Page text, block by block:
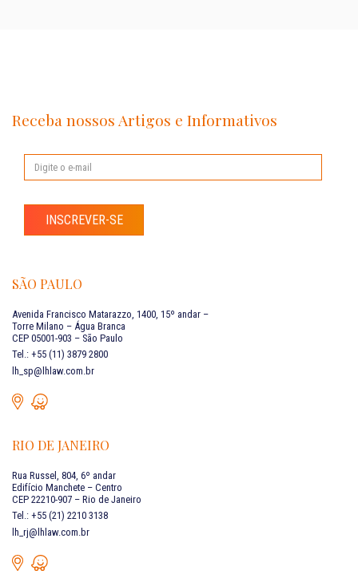
Receba nossos Artigos e Informativos
INSCREVER-SE
SÃO PAULO
Avenida Francisco Matarazzo, 1400, 15º andar –
Torre Milano – Água Branca
CEP 05001-903 – São Paulo
Tel.: +55 (11) 3879 2800
lh_sp@lhlaw.com.br
RIO DE JANEIRO
Rua Russel, 804, 6º andar
Edifício Manchete – Centro
CEP 22210-907 – Rio de Janeiro
Tel.: +55 (21) 2210 3138
lh_rj@lhlaw.com.br